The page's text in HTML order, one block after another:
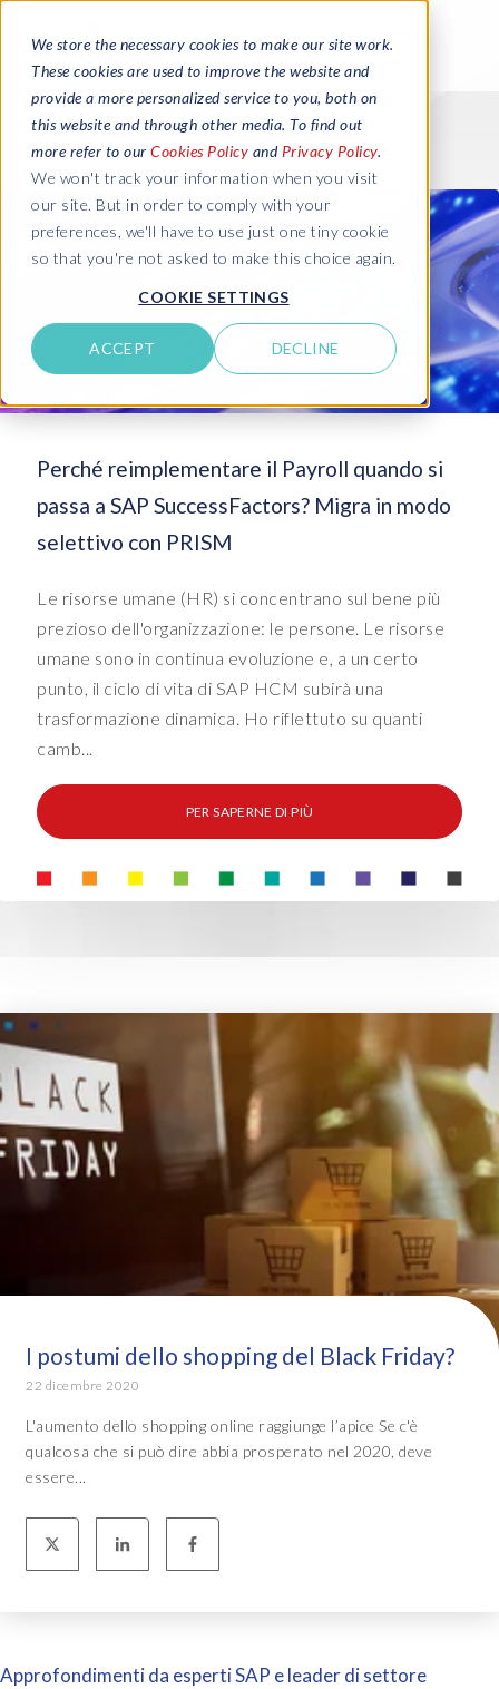
We store the necessary cookies to make our site work.
These cookies are used to improve the website and
provide a more personalized service to you, both on
this website and through other media. To find out
more refer to our Cookies Policy and Privacy Policy.
We won't track your information when you visit
our site. But in order to comply with your
preferences, we'll have to use just one tiny cookie
so that you're not asked to make this choice again.
COOKIE SETTINGS
ACCEPT DECLINE
Perché reimplementare il Payroll quando si
passa a SAP SuccessFactors? Migra in modo
selettivo con PRISM
Le risorse umane (HR) si concentrano sul bene più
prezioso dell'organizzazione: le persone. Le risorse
umane sono in continua evoluzione e, a un certo
punto, il ciclo di vita di SAP HCM subirà una
trasformazione dinamica. Ho riflettuto su quanti
camb...
PER SAPERNE DI PIÙ
I postumi dello shopping del Black Friday?
22 dicembre 2020
L'aumento dello shopping online raggiunge l’apice Se c'è
qualcosa che si può dire abbia prosperato nel 2020, deve
essere...
Approfondimenti da esperti SAP e leader di settore